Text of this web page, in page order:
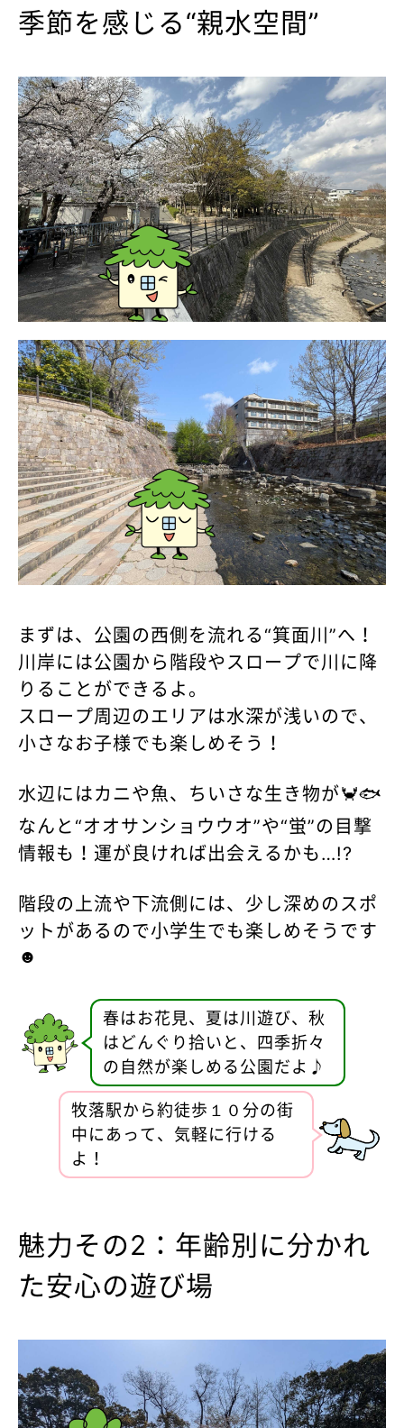
季節を感じる“親水空間”
まずは、公園の西側を流れる“箕面川”へ！
川岸には公園から階段やスロープで川に降
りることができるよ。
スロープ周辺のエリアは水深が浅いので、
小さなお子様でも楽しめそう！
水辺にはカニや魚、ちいさな生き物が🦀🐟
なんと“オオサンショウウオ”や“蛍”の目撃
情報も！運が良ければ出会えるかも…!?
階段の上流や下流側には、少し深めのスポ
ットがあるので小学生でも楽しめそうです
☻
春はお花見、夏は川遊び、秋
はどんぐり拾いと、四季折々
の自然が楽しめる公園だよ♪
牧落駅から約徒歩１０分の街
中にあって、気軽に行ける
よ！
魅力その2：年齢別に分かれ
た安心の遊び場